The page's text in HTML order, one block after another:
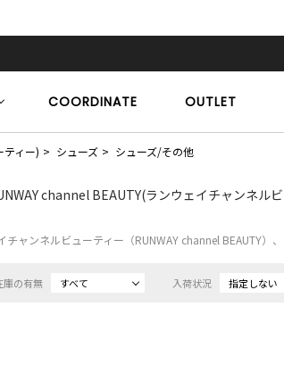
COORDINATE OUTLET
ティー) シューズ シューズ/その他
channel BEAUTY(ランウェイチャンネルビ
チャンネルビューティー（RUNWAY channel BEAUTY）
庫の有無 すべて 入荷状況 指定しない